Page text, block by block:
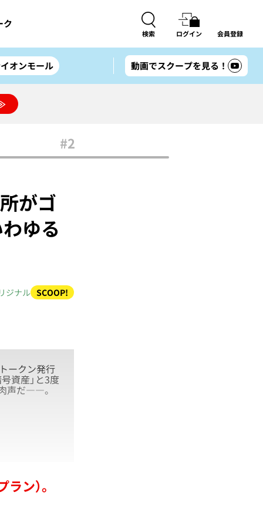
ク
検索 ログイン 会員登録
オンモール 動画でスクープを見る！
#2
がゴ
ゆる
ジナル SCOOP!
ークン発行
資産」と3度
声だ――。
ン）。